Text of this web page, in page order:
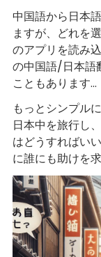
中国語から日本
ますが、どれを
のアプリを読み
の中国語/日本語
こともあります...
もっとシンプル
日本中を旅行し
はどうすればい
に誰にも助けを